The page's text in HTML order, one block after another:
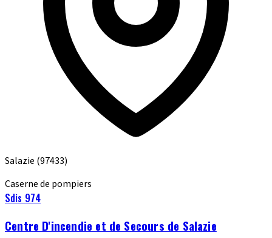
Salazie (97433)
Caserne de pompiers
Sdis 974
Centre D'incendie et de Secours de Salazie